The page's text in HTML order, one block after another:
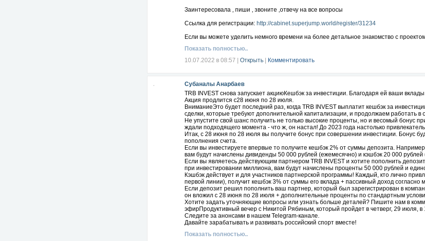
Заинтересовала , пиши , звоните ,отвечу на все вопросы
Ссылка для регистрации: http://cabinet.superjump.world/register/31234
Если вы можете уделить немного времени на более детальное знакомство с
Если же нет, то просто проигнорируйте данное сообщение.
Все вопросы в личном сообщении.
Телеграм: @subanbiz
Показать полностью..
10.07.2022 в 08:57
Открыть Комментировать
Субаналы Анарбаев
TRB INVEST снова запускает акциюКешбэк за инвестиции. Благодаря ей ваши
Акция продлится с28 июня по 28 июля.
ВниманиеЭто будет последний раз, когда TRB INVEST выплатит кешбэк за
сделки, которые требуют дополнительной капитализации, и продолжаем работать в
Не упустите свой шанс получить не только высокие проценты, но и весомый бонус
ждали подходящего момента - что ж, он настал! До 2023 года настолько
Итак, с 28 июня по 28 июля вы получите бонус при совершении инвестиции. Бонус
пополнения счета.
Если вы инвестируете впервые то получите кешбэк 2% от суммы депозита.
вам будут начислены дивиденды 50 000 рублей (ежемесячно) и кэшбэк 20 000 рублей
Если вы являетесь действующим партнером TRB INVEST и хотите пополнить
при инвестировании миллиона, вам будут начислены проценты 50 000 рублей и
Кэшбэк действует и для участников партнерской программы! Каждый, кто лично
первой линии), получит кешбэк 3% от суммы его вклада + пассивный доход согласно
Если депозит решил пополнить ваш партнер, который был зарегистрирован в
он вложил с 28 июня по 28 июля + дополнительные проценты по стандартным
Хотите задать уточняющие вопросы или узнать больше деталей? Пишите нам в
эфирПродуктивный вечер с Никитой Рябиным, который пройдет в четверг, 29 июля, в
Следите за анонсами в нашем Telegram-канале.
Давайте зарабатывать и развивать российский спорт вместе!
Реф ссылка:https://trb-invest.ru/signup/subasan
Показать полностью..